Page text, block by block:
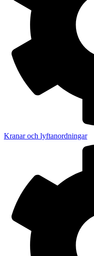
Kranar och lyftanordningar